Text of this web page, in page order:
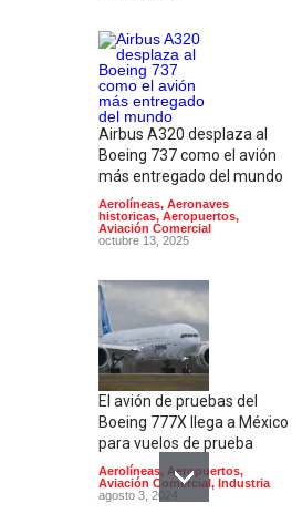
Airbus A320 desplaza al
Boeing 737 como el avión
más entregado del mundo
Aerolíneas, Aeronaves
historicas, Aeropuertos,
Aviación Comercial
octubre 13, 2025
El avión de pruebas del
Boeing 777X llega a México
para vuelos de prueba
Aerolíneas, Aeropuertos,
Aviación Comercial , Industria
agosto 3, 2024